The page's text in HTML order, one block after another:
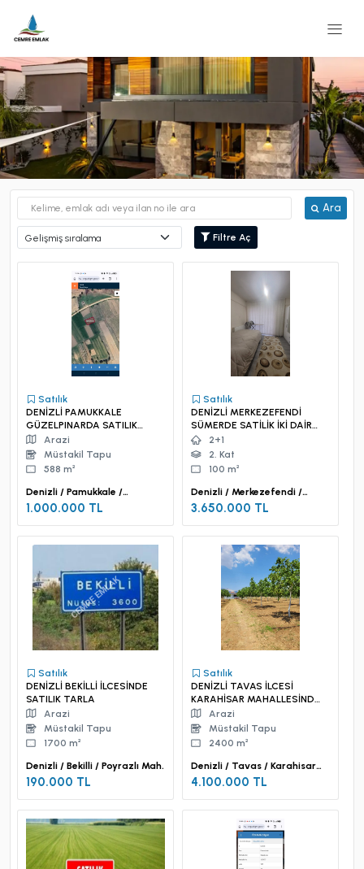
Ara
Filtre Aç
Satılık
DENİZLİ PAMUKKALE
GÜZELPINARDA SATILIK
TARLAArazi
Müstakil Tapu
588 m²
Denizli / Pamukkale /
Güzelpınar Mah.
1.000.000 TL
Satılık
DENİZLİ MERKEZEFENDİ
SÜMERDE SATİLİK İKİ DAİRE
BİRDEN
2+1
2. Kat
100 m²
Denizli / Merkezefendi /
Sümer Mah.
3.650.000 TL
Satılık
DENİZLİ BEKİLLİ İLCESİNDE
SATILIK TARLA
Arazi
Müstakil Tapu
1700 m²
Denizli / Bekilli / Poyrazlı Mah.
190.000 TL
Satılık
DENİZLİ TAVAS İLCESİ
KARAHİSAR MAHALLESİNDE
SATILIK TARLA
Arazi
Müstakil Tapu
2400 m²
Denizli / Tavas / Karahisar
Mah.
4.100.000 TL